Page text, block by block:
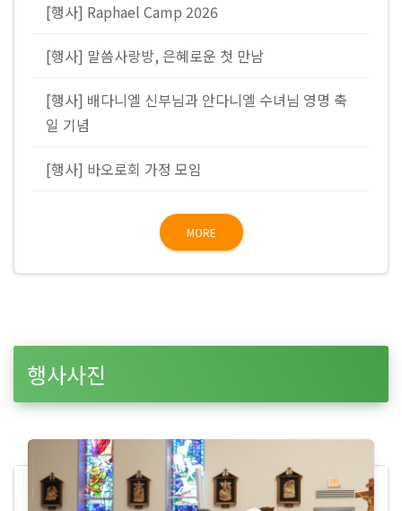
[행사] Raphael Camp 2026
[행사] 말씀사랑방, 은혜로운 첫 만남
[행사] 배다니엘 신부님과 안다니엘 수녀님 영명 축
일 기념
[행사] 바오로회 가정 모임
MORE
행사사진